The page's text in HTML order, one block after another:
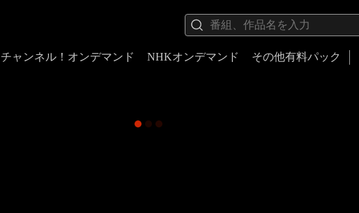
チャンネル！オンデマンド NHKオンデマンド その他有料パック